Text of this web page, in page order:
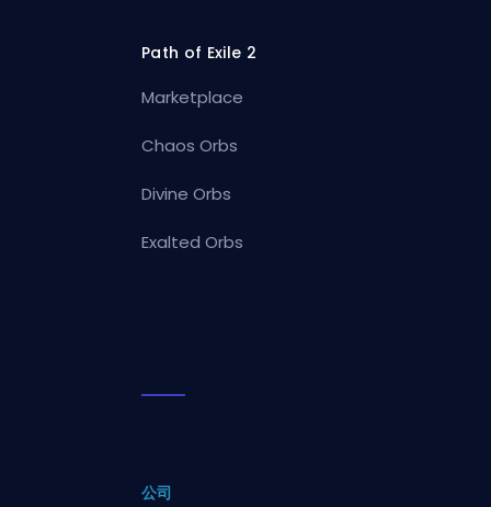
Path of Exile 2
Marketplace
Chaos Orbs
Divine Orbs
Exalted Orbs
公司